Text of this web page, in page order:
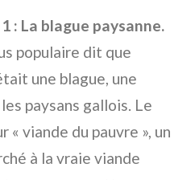
: La blague paysanne.
populaire dit que
une blague, une
paysans gallois. Le
viande du pauvre », un
à la vraie viande